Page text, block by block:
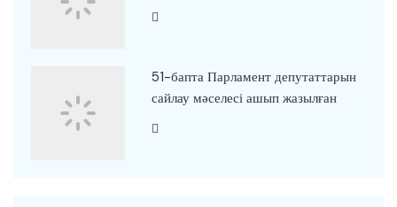
51-бапта Парламент депутаттарын
сайлау мәселесі ашып жазылған